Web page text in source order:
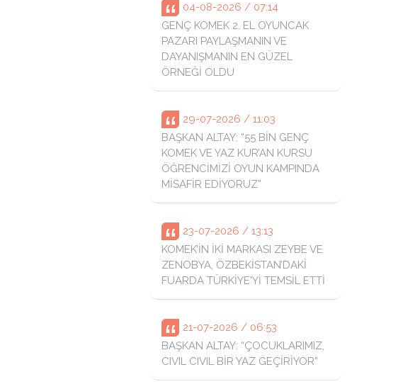
04-08-2026 / 07:14
GENÇ KOMEK 2. EL OYUNCAK
PAZARI PAYLAŞMANIN VE
DAYANIŞMANIN EN GÜZEL
ÖRNEĞİ OLDU
29-07-2026 / 11:03
BAŞKAN ALTAY: “55 BİN GENÇ
KOMEK VE YAZ KUR’AN KURSU
ÖĞRENCİMİZİ OYUN KAMPINDA
MİSAFİR EDİYORUZ”
23-07-2026 / 13:13
KOMEK’İN İKİ MARKASI ZEYBE VE
ZENOBYA, ÖZBEKİSTAN’DAKİ
FUARDA TÜRKİYE'Yİ TEMSİL ETTİ
21-07-2026 / 06:53
BAŞKAN ALTAY: “ÇOCUKLARIMIZ,
CIVIL CIVIL BİR YAZ GEÇİRİYOR”